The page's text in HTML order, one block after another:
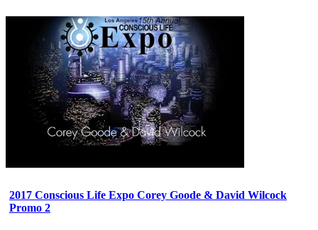
2017 Conscious Life Expo Corey Goode & David Wilcock
Promo 2